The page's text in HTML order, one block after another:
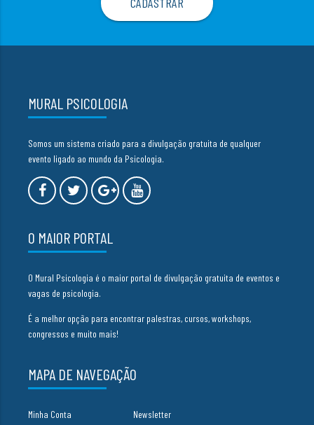
MURAL PSICOLOGIA
Somos um sistema criado para a divulgação gratuita de qualquer
evento ligado ao mundo da Psicologia.
O MAIOR PORTAL
O Mural Psicologia é o maior portal de divulgação gratuita de eventos e
vagas de psicologia.
É a melhor opção para encontrar palestras, cursos, workshops,
congressos e muito mais!
MAPA DE NAVEGAÇÃO
Minha Conta Newsletter